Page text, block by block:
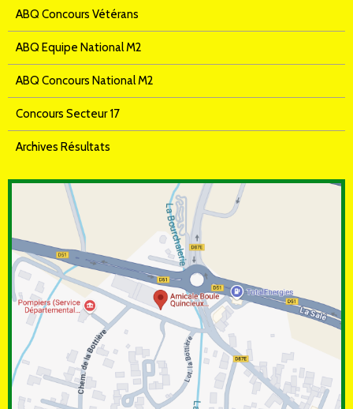
ABQ Concours Vétérans
ABQ Equipe National M2
ABQ Concours National M2
Concours Secteur 17
Archives Résultats